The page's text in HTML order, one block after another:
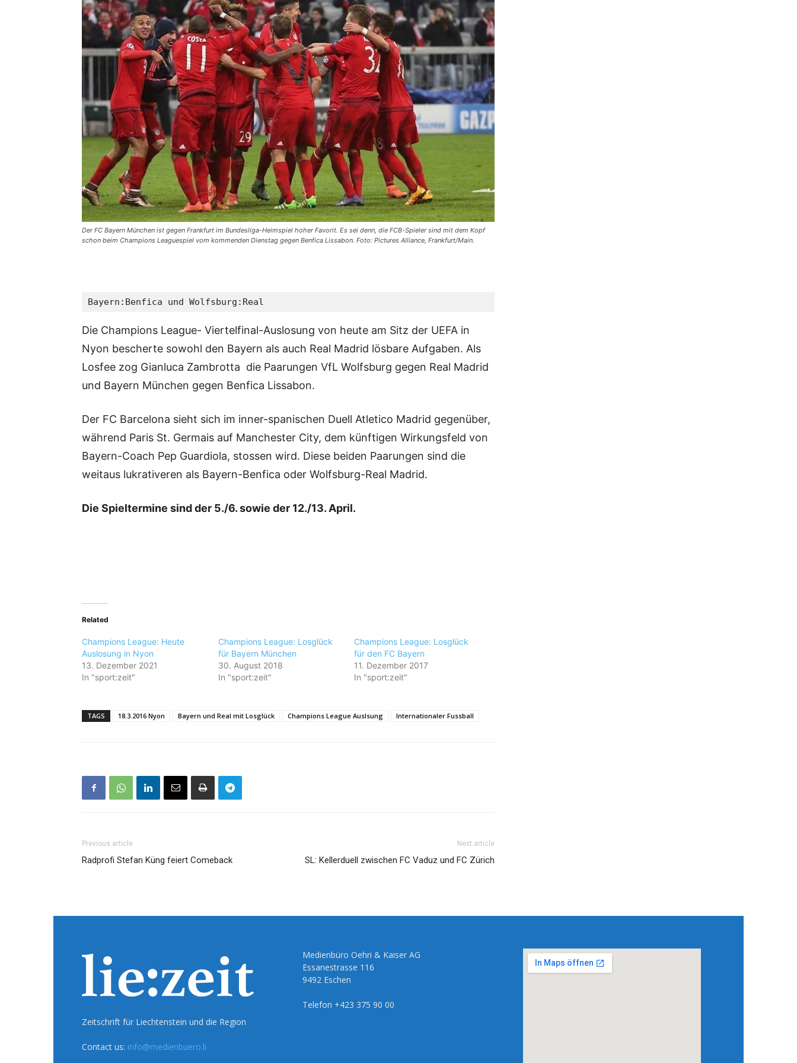
Der FC Bayern München ist gegen Frankfurt im Bundesliga-Heimspiel hoher Favorit. Es sei denn, die FCB-Spieler sind mit dem Kopf
schon beim Champions Leaguespiel vom kommenden Dienstag gegen Benfica Lissabon. Foto: Pictures Alliance, Frankfurt/Main.
Bayern:Benfica und Wolfsburg:Real
Die Champions League- Viertelfinal-Auslosung von heute am Sitz der UEFA in
Nyon bescherte sowohl den Bayern als auch Real Madrid lösbare Aufgaben. Als
Losfee zog Gianluca Zambrotta die Paarungen VfL Wolfsburg gegen Real Madrid
und Bayern München gegen Benfica Lissabon.
Der FC Barcelona sieht sich im inner-spanischen Duell Atletico Madrid gegenüber,
während Paris St. Germais auf Manchester City, dem künftigen Wirkungsfeld von
Bayern-Coach Pep Guardiola, stossen wird. Diese beiden Paarungen sind die
weitaus lukrativeren als Bayern-Benfica oder Wolfsburg-Real Madrid.
Die Spieltermine sind der 5./6. sowie der 12./13. April.
Related
Champions League: Heute
Auslosung in Nyon
13. Dezember 2021
In "sport:zeit"
Champions League: Losglück
für Bayern München
30. August 2018
In "sport:zeit"
Champions League: Losglück
für den FC Bayern
11. Dezember 2017
In "sport:zeit"
TAGS 18.3.2016 Nyon Bayern und Real mit Losglück Champions League Auslsung Internationaler Fussball
Previous article
Radprofi Stefan Küng feiert Comeback
Next article
SL: Kellerduell zwischen FC Vaduz und FC Zürich
Zeitschrift für Liechtenstein und die Region
Contact us: info@medienbuero.li
Medienbüro Oehri & Kaiser AG
Essanestrasse 116
9492 Eschen
Telefon +423 375 90 00